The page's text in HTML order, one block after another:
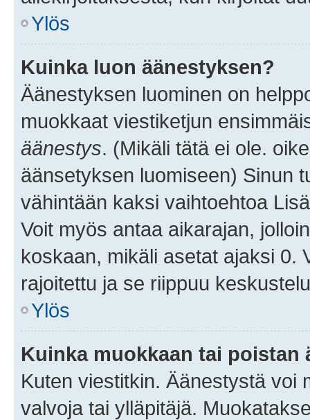
Ylös
Kuinka luon äänestyksen?
Äänestyksen luominen on
muokkaat viestiketjun
äänestys. (Mikäli tätä ei ole.
äänsetyksen luomiseen) Sinun
vähintään kaksi vaihtoehtoa
Voit myös antaa aikarajan,
koskaan, mikäli asetat ajaksi 0.
rajoitettu ja se riippuu
Ylös
Kuinka muokkaan tai poistan
Kuten viestitkin. Äänestystä voi
valvoja tai ylläpitäjä.